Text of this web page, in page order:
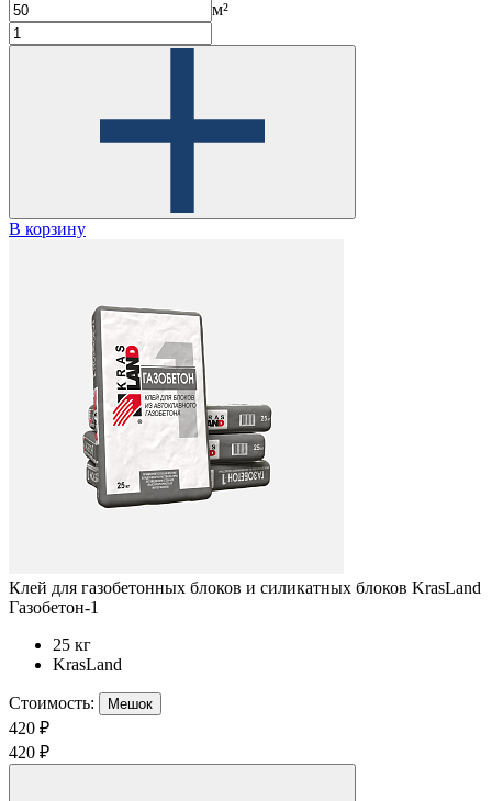
м²
В корзину
Клей для газобетонных блоков и силикатных блоков KrasLand
Газобетон-1
25 кг
KrasLand
Стоимость: Мешок
420 ₽
420 ₽